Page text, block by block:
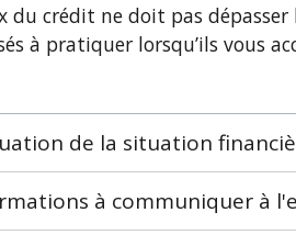
du crédit ne doit pas
à pratiquer lorsqu’ils vous
de la situation
à communiquer à